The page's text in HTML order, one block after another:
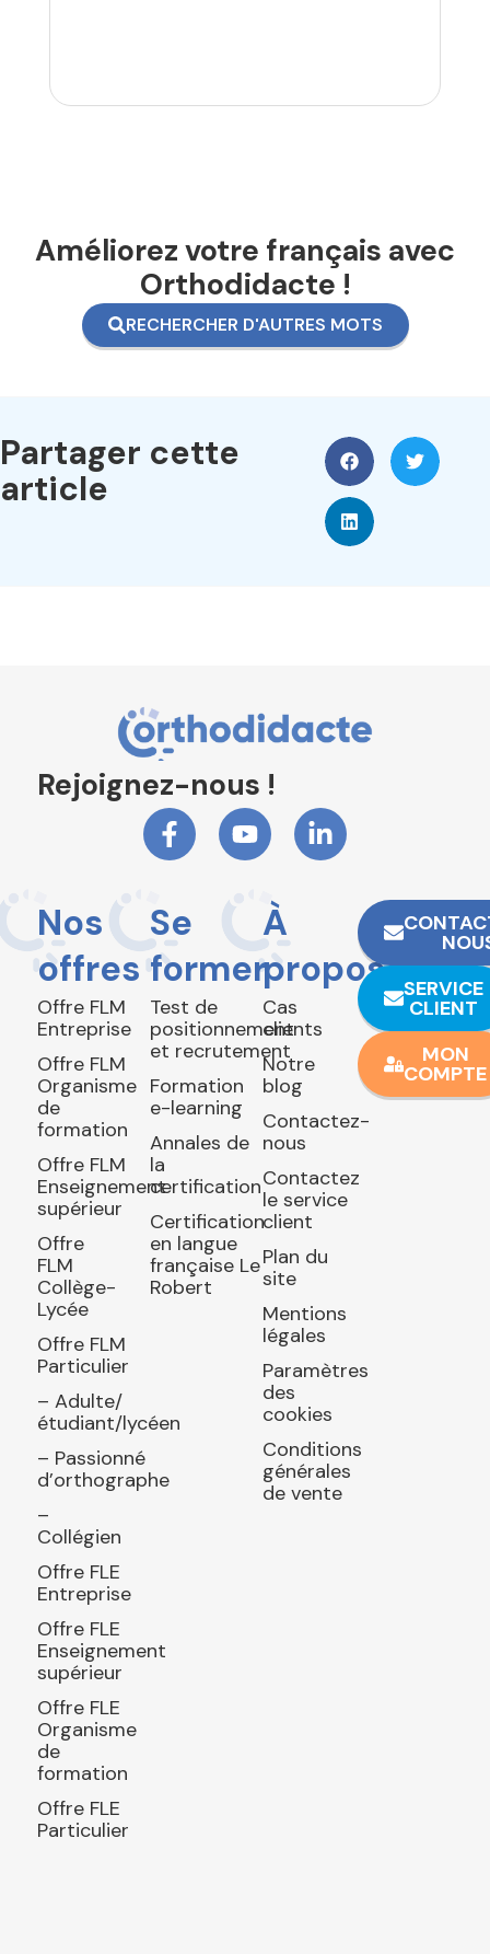
Améliorez votre français avec
Orthodidacte !
RECHERCHER D'AUTRES MOTS
Partager cette
article
Rejoignez-nous !
Nos
offres
Offre FLM
Entreprise
Offre FLM
Organisme
de
formation
Offre FLM
Enseignement
supérieur
Offre
FLM
Collège-
Lycée
Offre FLM
Particulier
– Adulte/
étudiant/lycéen
– Passionné
d’orthographe
–
Collégien
Offre FLE
Entreprise
Offre FLE
Enseignement
supérieur
Offre FLE
Organisme
de
formation
Offre FLE
Particulier
Se
former
Test de
positionnement
et recrutement
Formation
e-learning
Annales de
la
certification
Certification
en langue
française Le
Robert
À
propos
Cas
clients
Notre
blog
Contactez-
nous
Contactez
le service
client
Plan du
site
Mentions
légales
Paramètres
des
cookies
Conditions
générales
de vente
SERVICE
CLIENT
MON
COMPTE